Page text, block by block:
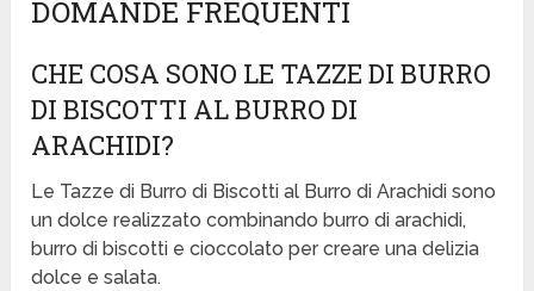
DOMANDE FREQUENTI
CHE COSA SONO LE TAZZE DI BURRO
DI BISCOTTI AL BURRO DI
ARACHIDI?
Le Tazze di Burro di Biscotti al Burro di Arachidi sono
un dolce realizzato combinando burro di arachidi,
burro di biscotti e cioccolato per creare una delizia
dolce e salata.